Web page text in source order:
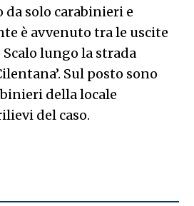
solo carabinieri e
è avvenuto tra le uscite
lungo la strada
Sul posto sono
della locale
del caso.